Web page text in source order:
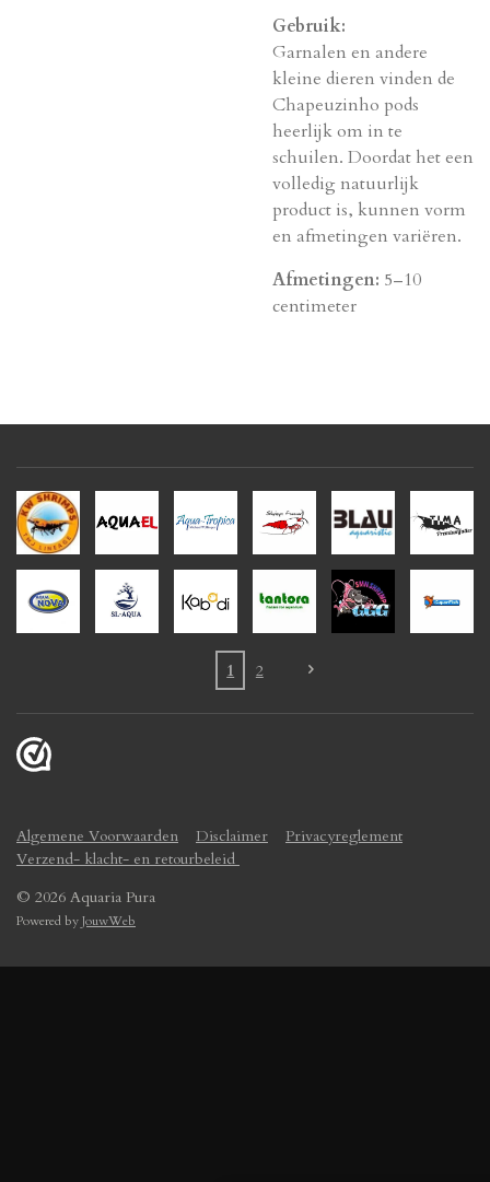
Gebruik:
Garnalen en andere
kleine dieren vinden de
Chapeuzinho pods
heerlijk om in te
schuilen. Doordat het een
volledig natuurlijk
product is, kunnen vorm
en afmetingen variëren.
Afmetingen: 5–10
centimeter
1 2
Algemene Voorwaarden Disclaimer
Privacyreglement
Verzend- klacht- en retourbeleid
© 2026 Aquaria Pura
Powered byJouwWeb